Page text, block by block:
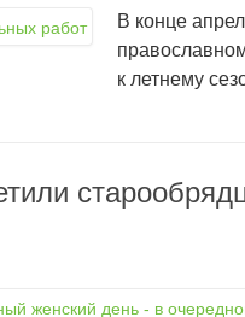
В конце
к летнему